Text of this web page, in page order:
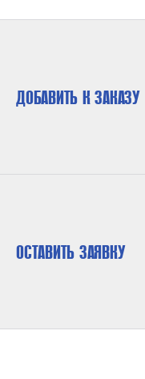
ДОБАВИТЬ К ЗАКАЗУ
ОСТАВИТЬ ЗАЯВКУ